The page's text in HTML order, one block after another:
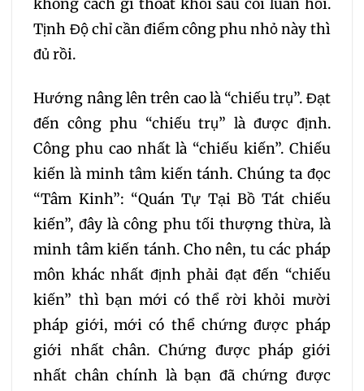
không cách gì thoát khỏi sáu cõi luân hồi.
Tịnh Độ chỉ cần điểm công phu nhỏ này thì
đủ rồi.
Hướng nâng lên trên cao là “chiếu trụ”. Đạt
đến công phu “chiếu trụ” là được định.
Công phu cao nhất là “chiếu kiến”. Chiếu
kiến là minh tâm kiến tánh. Chúng ta đọc
“Tâm Kinh”: “Quán Tự Tại Bồ Tát chiếu
kiến”, đây là công phu tối thượng thừa, là
minh tâm kiến tánh. Cho nên, tu các pháp
môn khác nhất định phải đạt đến “chiếu
kiến” thì bạn mới có thể rời khỏi mười
pháp giới, mới có thể chứng được pháp
giới nhất chân. Chứng được pháp giới
nhất chân chính là bạn đã chứng được